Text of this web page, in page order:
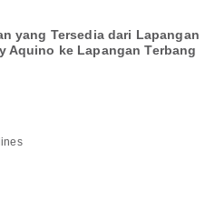
yang Tersedia dari Lapangan
Aquino ke Lapangan Terbang